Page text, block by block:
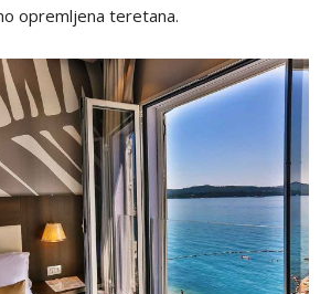
opremljena teretana.